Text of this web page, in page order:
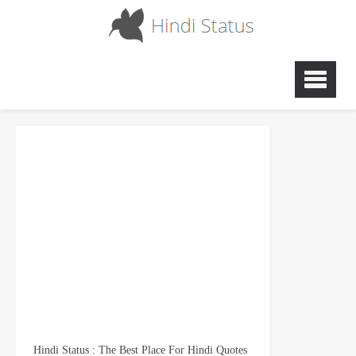
Hindi Status : The Best Place For Hindi Quotes